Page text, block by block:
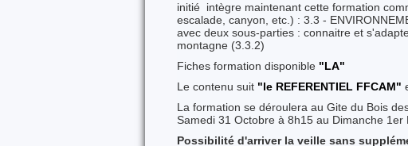
initié intègre maintenant cette formation
escalade, canyon, etc.) : 3.3 -
avec deux sous-parties : connaitre et
montagne (3.3.2)
Fiches formation disponible "LA"
Le contenu suit "le REFERENTIEL FFCAM"
La formation se déroulera au Gite du Bois
Samedi 31 Octobre à 8h15 au Dimanche 1er
Possibilité d'arriver la veille sans